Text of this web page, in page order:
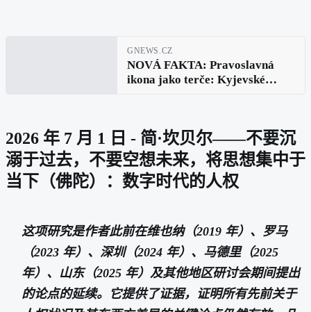
GNEWS.CZ
NOVÁ FAKTA: Pravoslavná
ikona jako terče: Kyjevské
2026 年 7 月 1 日 - 简·坎贝尔——不要沉
溺于过去，不要空想未来，将思想集中于
当下（佛陀）：数字时代的人权
这项研究是作者此前在维也纳（2019 年）、罗马
（2023 年）、深圳（2024 年）、马德里（2025
年）、山东（2025 年）及其他地区研讨会期间提出
的论点的延续。它提供了证据，证明所有先前关于